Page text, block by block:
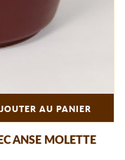
AU PANIER
ANSE MOLETTE